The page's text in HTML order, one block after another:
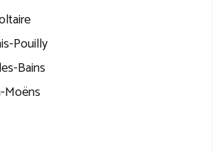
Pouilly
Bains
Moëns